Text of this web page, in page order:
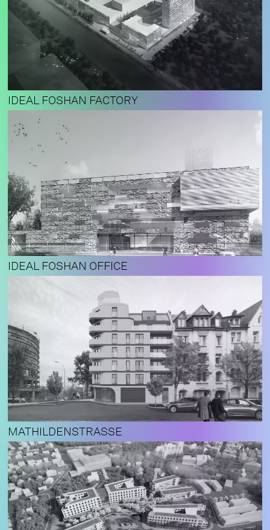
IDEAL FOSHAN FACTORY
IDEAL FOSHAN OFFICE
MATHILDENSTRASSE